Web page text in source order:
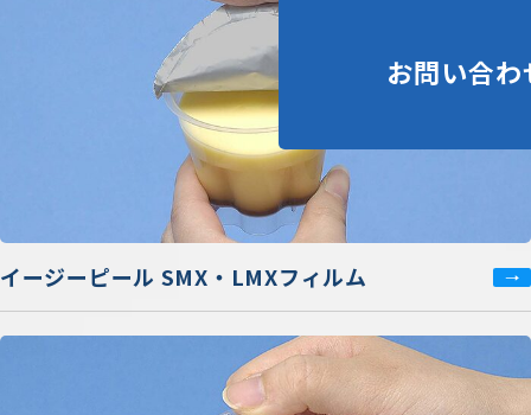
お問い合わ
イージーピール SMX・LMXフィルム